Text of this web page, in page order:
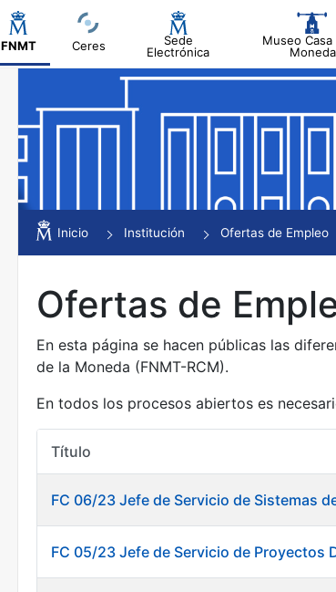
FNMT Ceres
Sede
Electrónica
Museo Casa
Moneda
Mostrar/Ocultar
Mostrar/Ocultar
Mostrar/Ocultar
Mostrar/Ocultar
Inicio Institución Ofertas de Empleo
Ofertas de
En esta página se hacen públicas las
de la Moneda (FNMT-RCM).
En todos los procesos abiertos es
Título
FC 06/23 Jefe de Servicio de Sistemas
FC 05/23 Jefe de Servicio de Proyectos